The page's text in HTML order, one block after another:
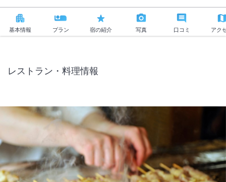
基本情報 プラン 宿の紹介 写真 口コミ アク
レストラン・料理情報